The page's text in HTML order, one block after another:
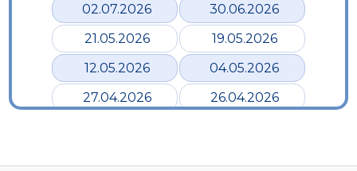
02.07.2026
30.06.2026
21.05.2026
19.05.2026
12.05.2026
04.05.2026
27.04.2026
26.04.2026